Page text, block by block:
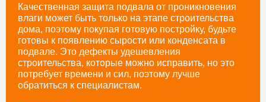
Качественная защита подвала от проникновения
влаги может быть только на этапе строительства
дома, поэтому покупая готовую постройку, будьте
готовы к появлению сырости или конденсата в
подвале. Это дефекты удешевления
строительства, которые можно исправить, но это
потребует времени и сил, поэтому лучше
обратиться к специалистам.